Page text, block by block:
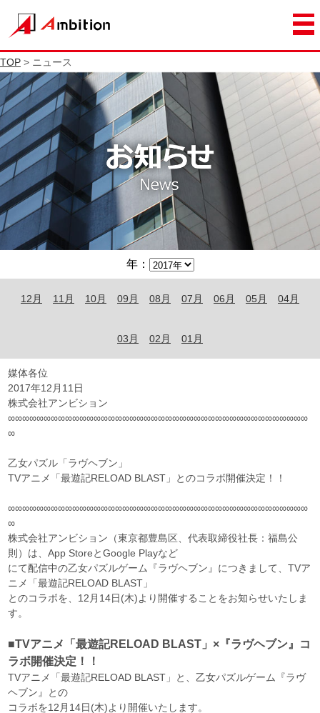
TOP > ニュース
年：
12月 11月 10月 09月 08月 07月 06月 05月 04月
03月 02月 01月
媒体各位
2017年12月11日
株式会社アンビション
∞∞∞∞∞∞∞∞∞∞∞∞∞∞∞∞∞∞∞∞∞∞∞∞∞∞∞∞∞∞∞∞∞∞∞∞∞∞∞∞∞∞
∞
乙女パズル「ラヴヘブン」
TVアニメ「最遊記RELOAD BLAST」とのコラボ開催決定！！
∞∞∞∞∞∞∞∞∞∞∞∞∞∞∞∞∞∞∞∞∞∞∞∞∞∞∞∞∞∞∞∞∞∞∞∞∞∞∞∞∞∞
∞
株式会社アンビション（東京都豊島区、代表取締役社長：福島公
則）は、App StoreとGoogle Playなど
にて配信中の乙女パズルゲーム『ラヴヘブン』につきまして、TVア
ニメ「最遊記RELOAD BLAST」
とのコラボを、12月14日(木)より開催することをお知らせいたしま
す。
■TVアニメ「最遊記RELOAD BLAST」×『ラヴヘブン』コ
ラボ開催決定！！
TVアニメ「最遊記RELOAD BLAST」と、乙女パズルゲーム『ラヴ
ヘブン』との
コラボを12月14日(木)より開催いたします。